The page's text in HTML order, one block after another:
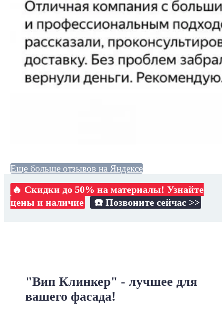
Еще больше отзывов на Яндексе
🔥 Скидки до 50% на материалы! Узнайте
цены и наличие
☎️ Позвоните сейчас >>
"Вип Клинкер" - лучшее для
вашего фасада!